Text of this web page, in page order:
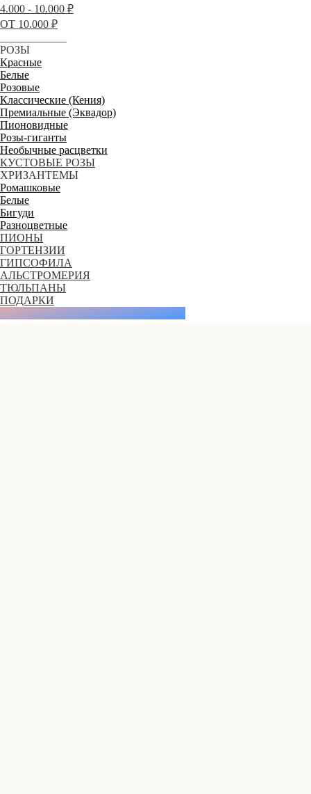
4.000 - 10.000 ₽
ОТ 10.000 ₽
РОЗЫ
Красные
Белые
Розовые
Классические (Кения)
Премиальные (Эквадор)
Пионовидные
Розы-гиганты
Необычные расцветки
КУСТОВЫЕ РОЗЫ
ХРИЗАНТЕМЫ
Ромашковые
Белые
Бигуди
Разноцветные
ПИОНЫ
ГОРТЕНЗИИ
ГИПСОФИЛА
АЛЬСТРОМЕРИЯ
ТЮЛЬПАНЫ
ПОДАРКИ